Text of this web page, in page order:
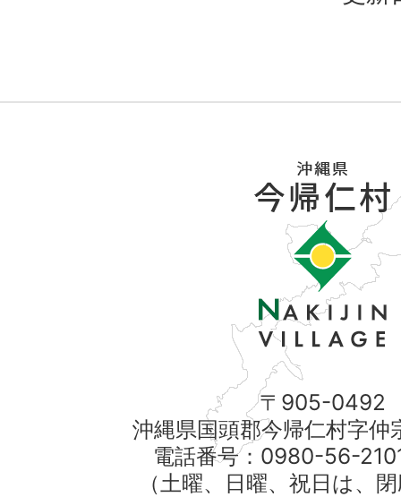
〒905-0492
沖縄県国頭郡今帰仁村字仲
電話番号：0980-56-
（土曜、日曜、祝日は、